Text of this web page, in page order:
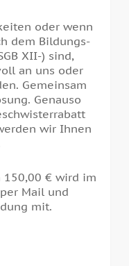
oder wenn
dem Bildungs-
XII-) sind,
an uns oder
Gemeinsam
Genauso
wir Ihnen
150,00 € wird im
Mail und
mit.